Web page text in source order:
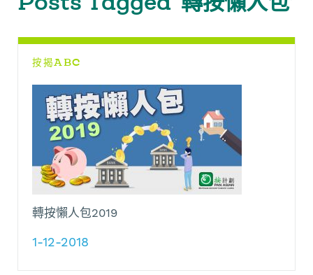
按揭ABC
轉按懶人包2019
1-12-2018